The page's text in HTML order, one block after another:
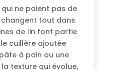
ne paient pas de
tout dans
de lin font partie
cuillère ajoutée
à pain ou une
texture qui évolue,